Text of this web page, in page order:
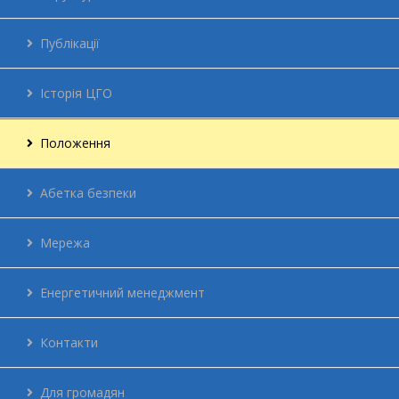
Публікації
Історія ЦГО
Положення
Абетка безпеки
Мережа
Енергетичний менеджмент
Контакти
Для громадян